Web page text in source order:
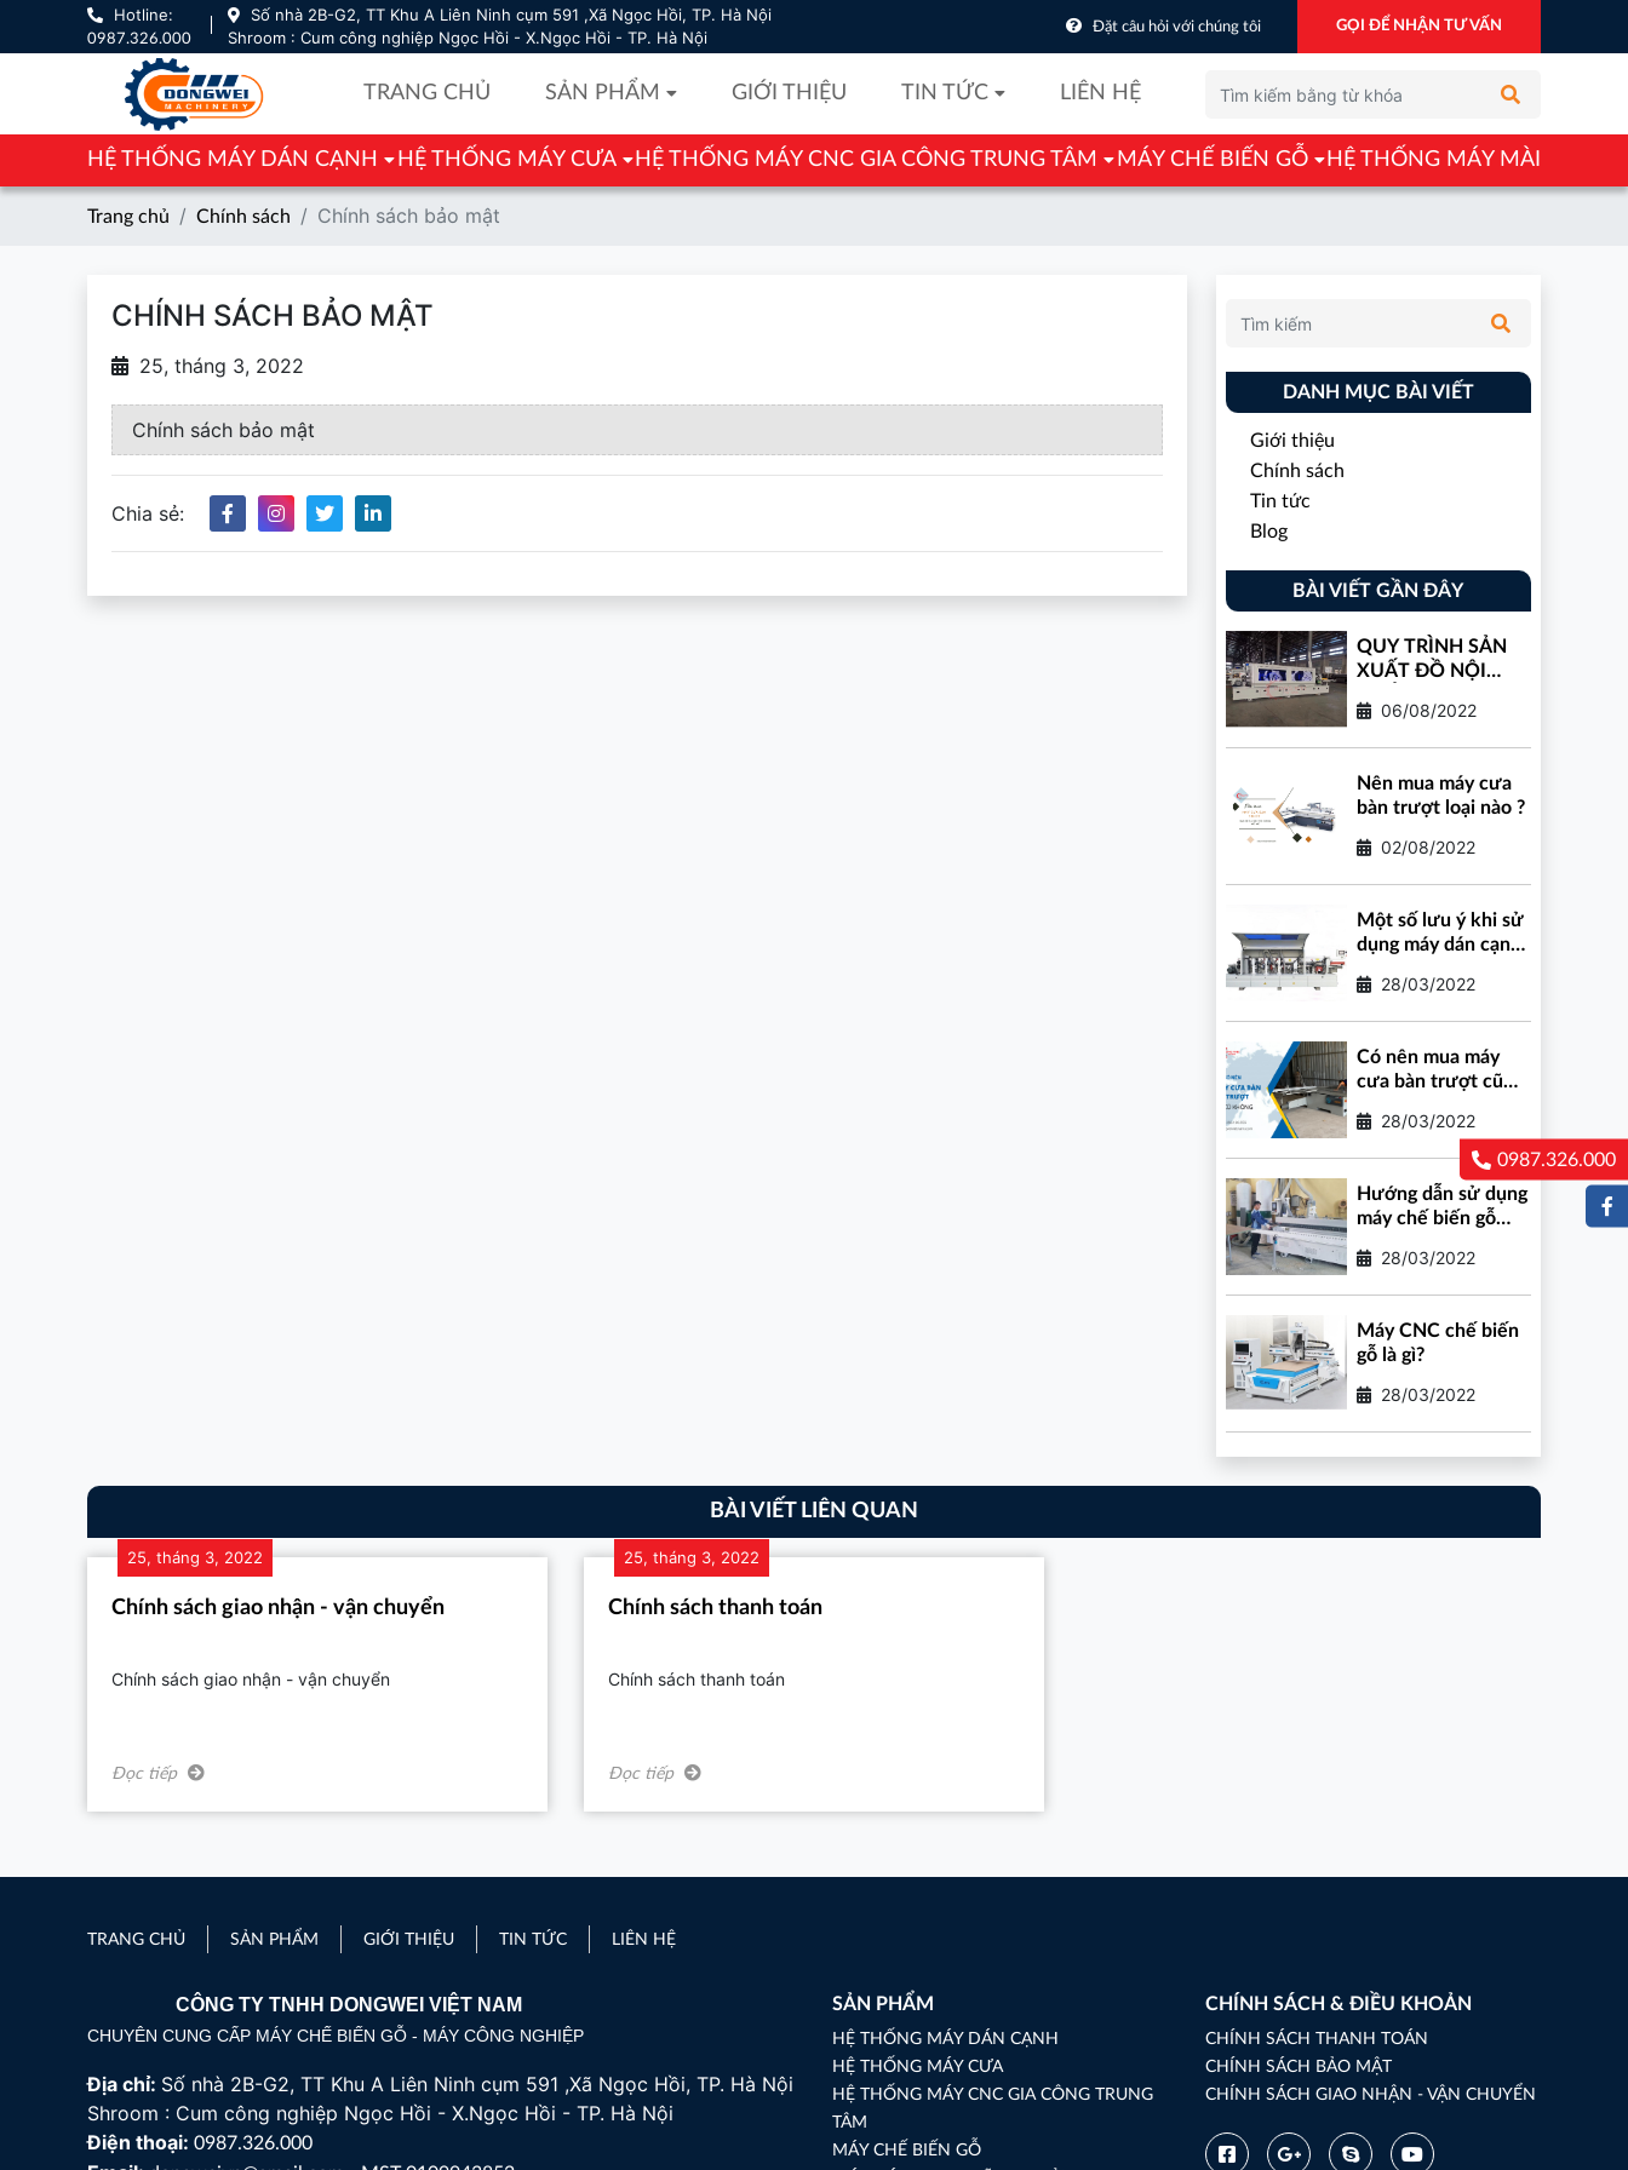
Hotline:
0987.326.000
Số nhà 2B-G2, TT Khu A Liên Ninh cụm 591 ,Xã Ngọc Hồi, TP. Hà Nội
Shroom : Cum công nghiệp Ngọc Hồi - X.Ngọc Hồi - TP. Hà Nội
Đặt câu hỏi với chúng tôi GỌI ĐỂ NHẬN TƯ VẤN
TRANG CHỦ SẢN PHẨM GIỚI THIỆU TIN TỨC LIÊN HỆ
HỆ THỐNG MÁY DÁN CẠNH HỆ THỐNG MÁY CƯA HỆ THỐNG MÁY CNC GIA CÔNG TRUNG TÂM MÁY CHẾ BIẾN GỖ HỆ THỐNG MÁY MÀI
Trang chủ Chính sách Chính sách bảo mật
CHÍNH SÁCH BẢO MẬT
25, tháng 3, 2022
Chính sách bảo mật
Chia sẻ:
DANH MỤC BÀI VIẾT
Giới thiệu
Chính sách
Tin tức
Blog
BÀI VIẾT GẦN ĐÂY
QUY TRÌNH SẢN
XUẤT ĐỒ NỘI
NGHIỆP
06/08/2022
Nên mua máy cưa
bàn trượt loại nào ?
02/08/2022
Một số lưu ý khi sử
dụng máy dán cạnh
28/03/2022
Có nên mua máy
cưa bàn trượt cũ
28/03/2022
Hướng dẫn sử dụng
máy chế biến gỗ
28/03/2022
Máy CNC chế biến
gỗ là gì?
28/03/2022
BÀI VIẾT LIÊN QUAN
25, tháng 3, 2022
Chính sách giao nhận - vận chuyển
Chính sách giao nhận - vận chuyển
Đọc tiếp
25, tháng 3, 2022
Chính sách thanh toán
Chính sách thanh toán
Đọc tiếp
TRANG CHỦ SẢN PHẨM GIỚI THIỆU TIN TỨC LIÊN HỆ
CÔNG TY TNHH DONGWEI VIỆT NAM
CHUYÊN CUNG CẤP MÁY CHẾ BIẾN GỖ - MÁY CÔNG NGHIỆP
Địa chỉ: Số nhà 2B-G2, TT Khu A Liên Ninh cụm 591 ,Xã Ngọc Hồi, TP. Hà Nội
Shroom : Cum công nghiệp Ngọc Hồi - X.Ngọc Hồi - TP. Hà Nội
Điện thoại: 0987.326.000
SẢN PHẨM
HỆ THỐNG MÁY DÁN CẠNH
HỆ THỐNG MÁY CƯA
HỆ THỐNG MÁY CNC GIA CÔNG TRUNG
TÂM
MÁY CHẾ BIẾN GỖ
CHÍNH SÁCH & ĐIỀU KHOẢN
CHÍNH SÁCH THANH TOÁN
CHÍNH SÁCH BẢO MẬT
CHÍNH SÁCH GIAO NHẬN - VẬN CHUYỂN
0987.326.000